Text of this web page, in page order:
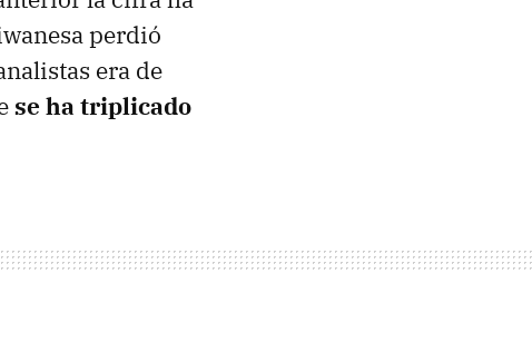
perdió
era de
se ha triplicado